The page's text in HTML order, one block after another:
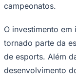
campeonatos.
O investimento
tornado parte da
de esports. Além
desenvolvimento